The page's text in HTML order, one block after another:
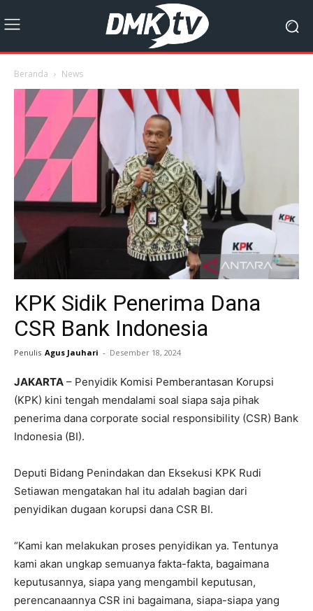
Beranda News
KPK Sidik Penerima Dana
CSR Bank Indonesia
Penulis Agus Jauhari - Desember 18, 2024
JAKARTA – Penyidik Komisi Pemberantasan Korupsi
(KPK) kini tengah mendalami soal siapa saja pihak
penerima dana corporate social responsibility (CSR) Bank
Indonesia (BI).
Deputi Bidang Penindakan dan Eksekusi KPK Rudi
Setiawan mengatakan hal itu adalah bagian dari
penyidikan dugaan korupsi dana CSR BI.
“Kami kan melakukan proses penyidikan ya. Tentunya
kami akan ungkap semuanya fakta-fakta, bagaimana
keputusannya, siapa yang mengambil keputusan,
perencanaannya CSR ini bagaimana, siapa-siapa yang